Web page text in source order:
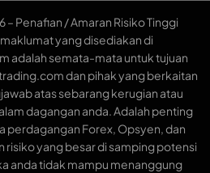
Penafian / Amaran Risiko Tinggi
yang disediakan di
adalah semata-mata untuk tujuan
dan pihak yang berkaitan
atas sebarang kerugian atau
dagangan anda. Adalah penting
perdagangan Forex, Opsyen, dan
yang besar di samping potensi
anda tidak mampu menanggung